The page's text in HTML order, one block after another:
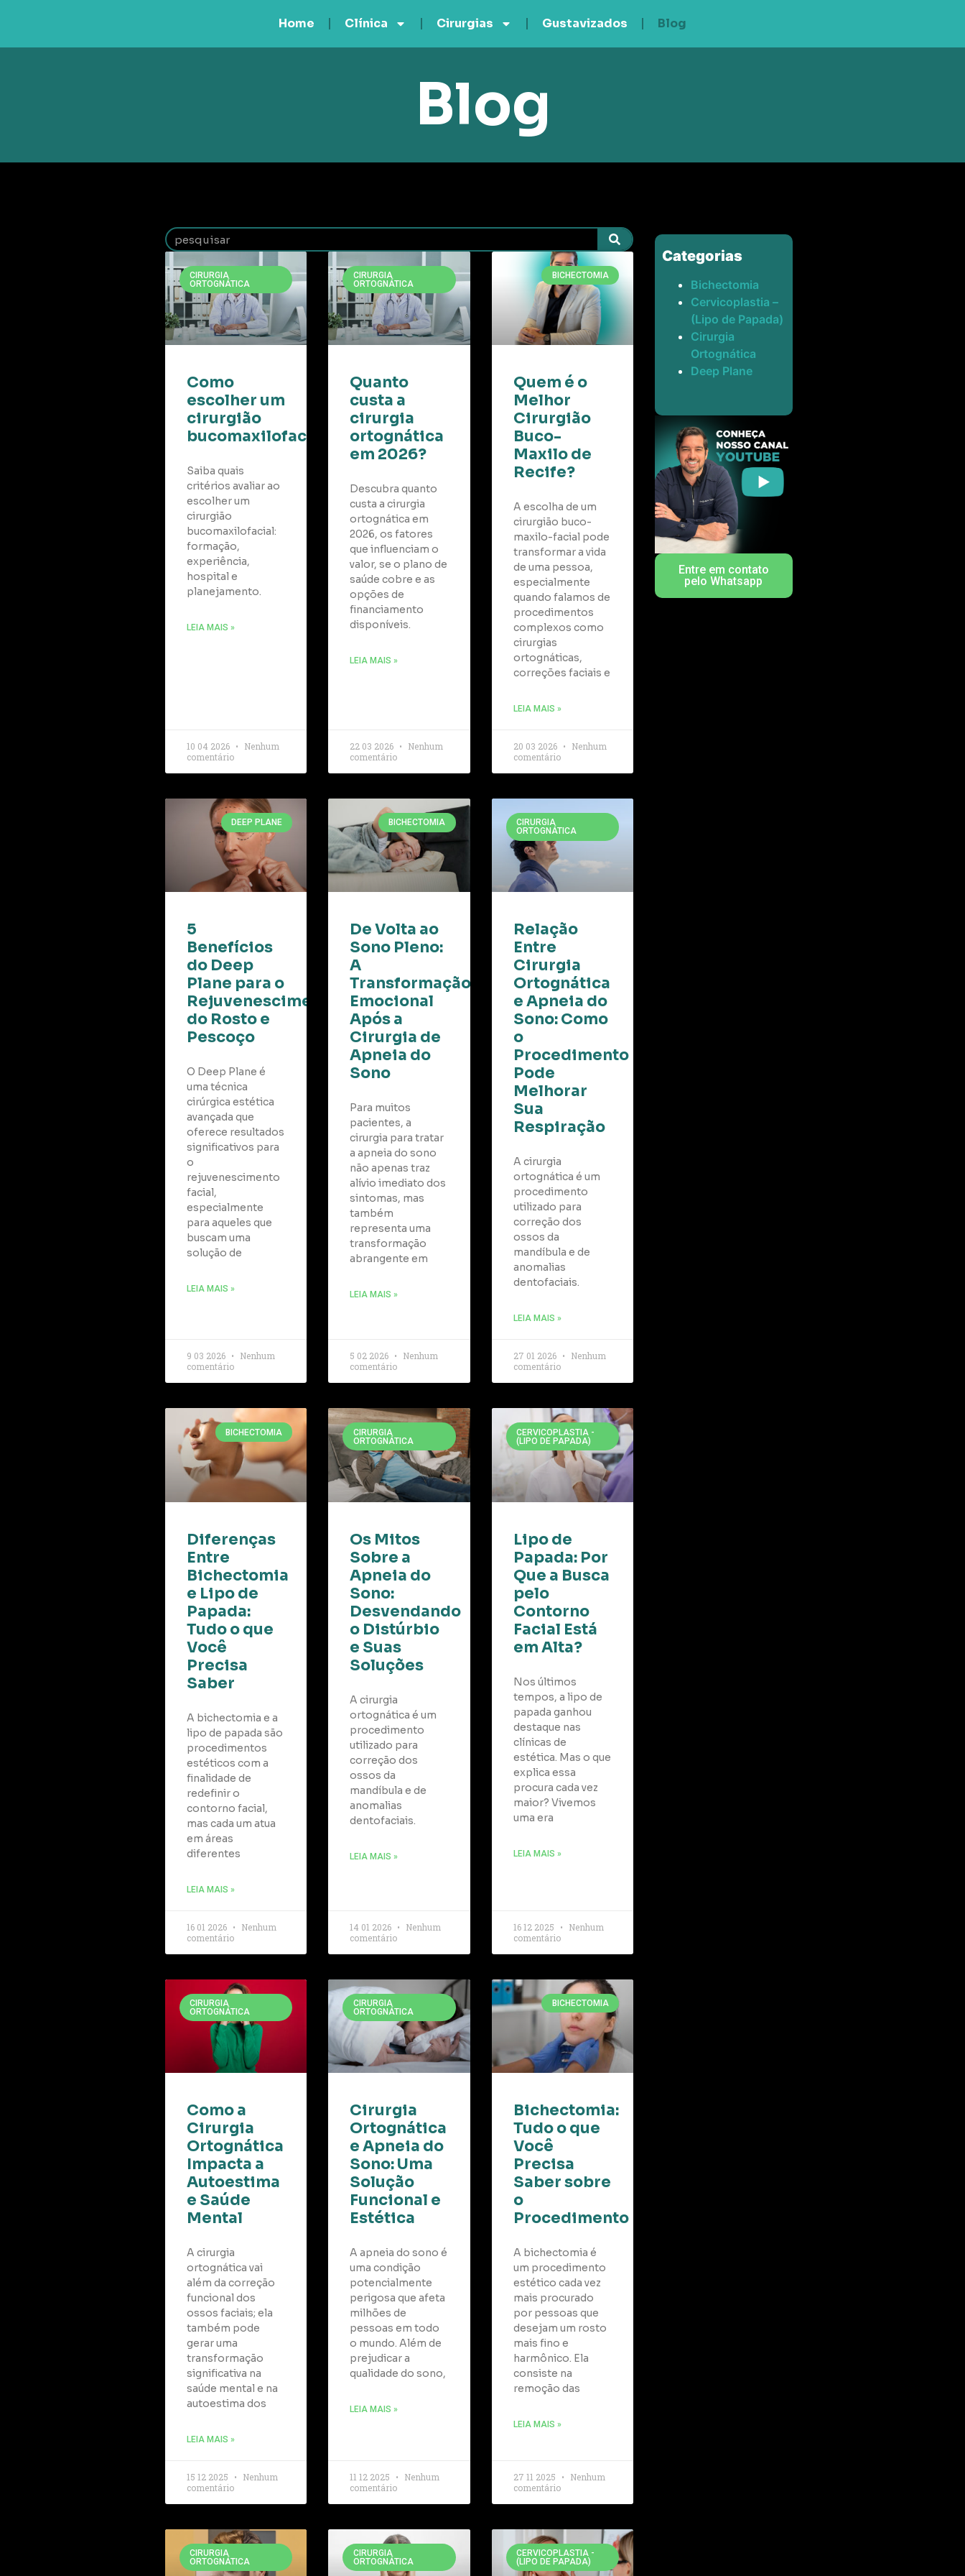
Home Clínica Cirurgias Gustavizados Blog
Blog
CIRURGIA
ORTOGNÁTICA
Como
escolher um
cirurgião
bucomaxilofacial?
Saiba quais
critérios avaliar ao
escolher um
cirurgião
bucomaxilofacial:
formação,
experiência,
hospital e
planejamento.
LEIA MAIS »
10 04 2026
Nenhum
comentário
CIRURGIA
ORTOGNÁTICA
Quanto
custa a
cirurgia
ortognática
em 2026?
Descubra quanto
custa a cirurgia
ortognática em
2026, os fatores
que influenciam o
valor, se o plano de
saúde cobre e as
opções de
financiamento
disponíveis.
LEIA MAIS »
22 03 2026
Nenhum
comentário
BICHECTOMIA
Quem é o
Melhor
Cirurgião
Buco-
Maxilo de
Recife?
A escolha de um
cirurgião buco-
maxilo-facial pode
transformar a vida
de uma pessoa,
especialmente
quando falamos de
procedimentos
complexos como
cirurgias
ortognáticas,
correções faciais e
LEIA MAIS »
20 03 2026
Nenhum
comentário
DEEP PLANE
5
Benefícios
do Deep
Plane para o
Rejuvenescimento
do Rosto e
Pescoço
O Deep Plane é
uma técnica
cirúrgica estética
avançada que
oferece resultados
significativos para
o
rejuvenescimento
facial,
especialmente
para aqueles que
buscam uma
solução de
LEIA MAIS »
9 03 2026
Nenhum
comentário
BICHECTOMIA
De Volta ao
Sono Pleno:
A
Transformação
Emocional
Após a
Cirurgia de
Apneia do
Sono
Para muitos
pacientes, a
cirurgia para tratar
a apneia do sono
não apenas traz
alívio imediato dos
sintomas, mas
também
representa uma
transformação
abrangente em
LEIA MAIS »
5 02 2026
Nenhum
comentário
CIRURGIA
ORTOGNÁTICA
Relação
Entre
Cirurgia
Ortognática
e Apneia do
Sono: Como
o
Procedimento
Pode
Melhorar
Sua
Respiração
A cirurgia
ortognática é um
procedimento
utilizado para
correção dos
ossos da
mandíbula e de
anomalias
dentofaciais.
LEIA MAIS »
27 01 2026
Nenhum
comentário
BICHECTOMIA
Diferenças
Entre
Bichectomia
e Lipo de
Papada:
Tudo o que
Você
Precisa
Saber
A bichectomia e a
lipo de papada são
procedimentos
estéticos com a
finalidade de
redefinir o
contorno facial,
mas cada um atua
em áreas
diferentes
LEIA MAIS »
16 01 2026
Nenhum
comentário
CIRURGIA
ORTOGNÁTICA
Os Mitos
Sobre a
Apneia do
Sono:
Desvendando
o Distúrbio
e Suas
Soluções
A cirurgia
ortognática é um
procedimento
utilizado para
correção dos
ossos da
mandíbula e de
anomalias
dentofaciais.
LEIA MAIS »
14 01 2026
Nenhum
comentário
CERVICOPLASTIA -
(LIPO DE PAPADA)
Lipo de
Papada: Por
Que a Busca
pelo
Contorno
Facial Está
em Alta?
Nos últimos
tempos, a lipo de
papada ganhou
destaque nas
clínicas de
estética. Mas o que
explica essa
procura cada vez
maior? Vivemos
uma era
LEIA MAIS »
16 12 2025
Nenhum
comentário
CIRURGIA
ORTOGNÁTICA
Como a
Cirurgia
Ortognática
Impacta a
Autoestima
e Saúde
Mental
A cirurgia
ortognática vai
além da correção
funcional dos
ossos faciais; ela
também pode
gerar uma
transformação
significativa na
saúde mental e na
autoestima dos
LEIA MAIS »
15 12 2025
Nenhum
comentário
CIRURGIA
ORTOGNÁTICA
Cirurgia
Ortognática
e Apneia do
Sono: Uma
Solução
Funcional e
Estética
A apneia do sono é
uma condição
potencialmente
perigosa que afeta
milhões de
pessoas em todo
o mundo. Além de
prejudicar a
qualidade do sono,
LEIA MAIS »
11 12 2025
Nenhum
comentário
BICHECTOMIA
Bichectomia:
Tudo o que
Você
Precisa
Saber sobre
o
Procedimento
A bichectomia é
um procedimento
estético cada vez
mais procurado
por pessoas que
desejam um rosto
mais fino e
harmônico. Ela
consiste na
remoção das
LEIA MAIS »
27 11 2025
Nenhum
comentário
CIRURGIA
ORTOGNÁTICA
CIRURGIA
ORTOGNÁTICA
CERVICOPLASTIA -
(LIPO DE PAPADA)
Categorias
Bichectomia
Cervicoplastia –
(Lipo de Papada)
Cirurgia
Ortognática
Deep Plane
Entre em contato
pelo Whatsapp